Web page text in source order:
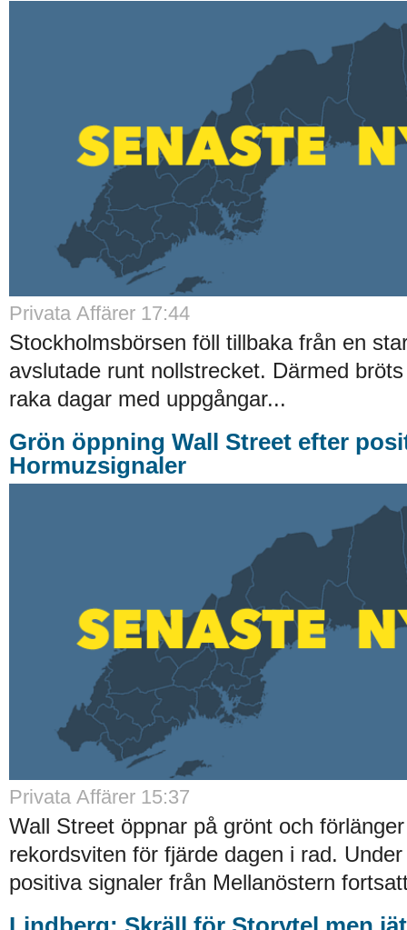
Privata Affärer 17:44
Stockholmsbörsen föll tillbaka från en
avslutade runt nollstrecket. Därmed
raka dagar med uppgångar...
Grön öppning Wall Street efter
Hormuzsignaler
Privata Affärer 15:37
Wall Street öppnar på grönt och
rekordsviten för fjärde dagen i rad.
positiva signaler från Mellanöstern